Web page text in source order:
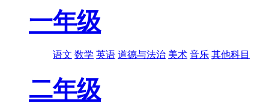
一年级
语文 数学 英语 道德与法治 美术 音乐 其他科目
二年级